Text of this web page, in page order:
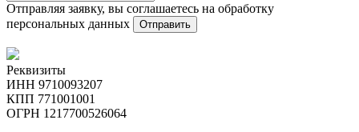
Отправляя заявку, вы соглашаетесь на обработку
персональных данных
Отправить
Реквизиты
ИНН 9710093207
КПП 771001001
ОГРН 1217700526064